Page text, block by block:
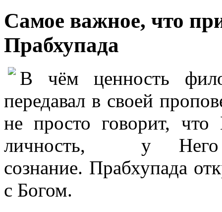
Самое важное, что
Прабхупада
В чём ценность
передавал в своей
не просто говорит,
личность,
у Него
сознание. Прабхупада
с Богом.